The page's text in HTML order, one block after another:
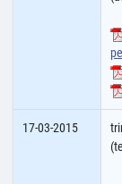
17-03-2015